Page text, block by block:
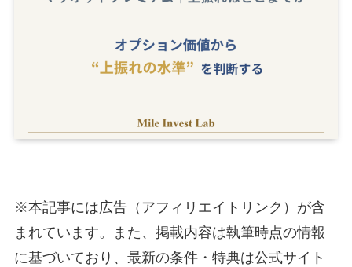
※本記事には広告（アフィリエイトリンク）が含
まれています。また、掲載内容は執筆時点の情報
に基づいており、最新の条件・特典は公式サイト